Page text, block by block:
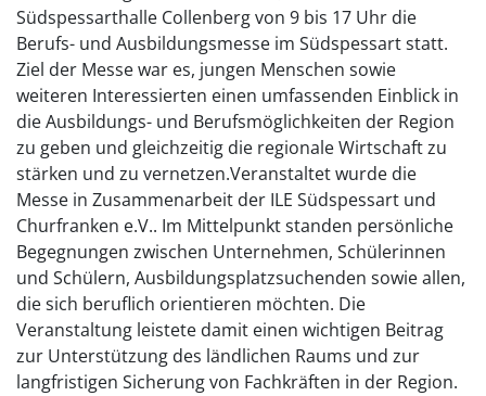
Südspessarthalle Collenberg von 9 bis 17 Uhr die
Berufs- und Ausbildungsmesse im Südspessart statt.
Ziel der Messe war es, jungen Menschen sowie
weiteren Interessierten einen umfassenden Einblick in
die Ausbildungs- und Berufsmöglichkeiten der Region
zu geben und gleichzeitig die regionale Wirtschaft zu
stärken und zu vernetzen.Veranstaltet wurde die
Messe in Zusammenarbeit der ILE Südspessart und
Churfranken e.V.. Im Mittelpunkt standen persönliche
Begegnungen zwischen Unternehmen, Schülerinnen
und Schülern, Ausbildungsplatzsuchenden sowie allen,
die sich beruflich orientieren möchten. Die
Veranstaltung leistete damit einen wichtigen Beitrag
zur Unterstützung des ländlichen Raums und zur
langfristigen Sicherung von Fachkräften in der Region.